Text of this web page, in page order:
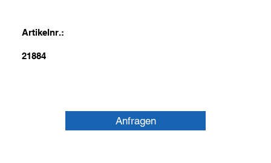
Artikelnr.:
21884
Anfragen